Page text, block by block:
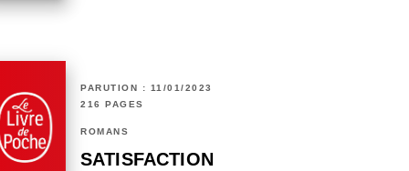
PARUTION : 11/01/2023
216 PAGES
ROMANS
SATISFACTION